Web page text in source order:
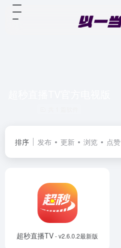
排序 发布 更新 浏览 点赞
超秒直播TV- v2.6.0.2最新版